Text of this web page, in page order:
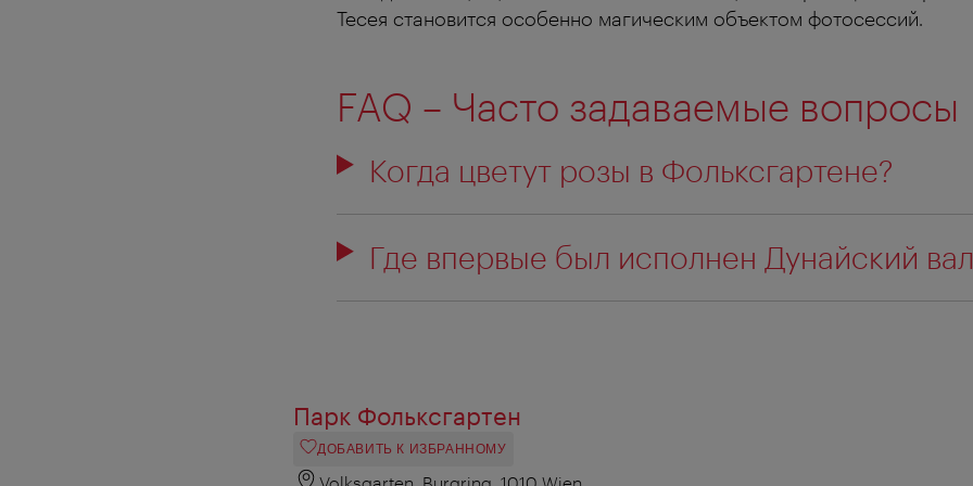
Тесея становится особенно магическим объектом фотосессий.
FAQ – Часто задаваемые вопросы
Когда цветут розы в Фольксгартене?
Где впервые был исполнен Дунайский
Парк Фольксгартен
ДОБАВИТЬ К ИЗБРАННОМУ